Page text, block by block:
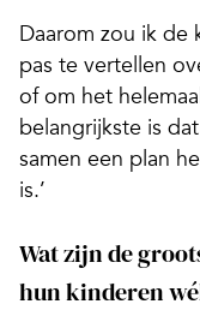
Daarom zou ik de
pas te vertellen
of om het
belangrijkste is
samen een plan
is.’
Wat zijn de
hun kinderen